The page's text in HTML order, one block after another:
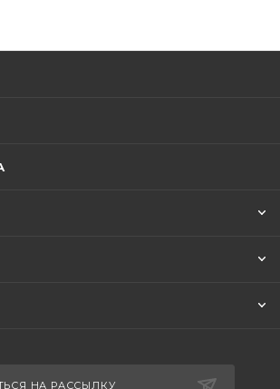
НА РАССЫЛКУ